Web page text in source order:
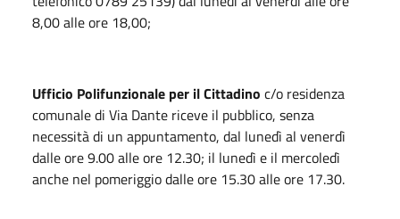
8,00 alle ore 18,00;
Ufficio Polifunzionale per il Cittadino c/o residenza
comunale di Via Dante riceve il pubblico, senza
necessità di un appuntamento, dal lunedì al venerdì
dalle ore 9.00 alle ore 12.30; il lunedì e il mercoledì
anche nel pomeriggio dalle ore 15.30 alle ore 17.30.